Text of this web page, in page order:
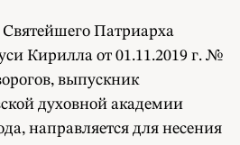
Патриарха
Кирилла от 01.11.2019 г. №
выпускник
духовной академии
направляется для несения